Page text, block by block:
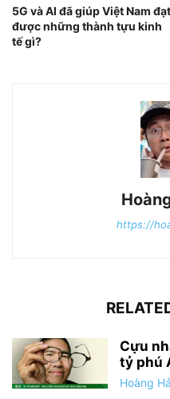
5G và AI đã giúp Việt Nam đạt
được những thành tựu kinh
tế gì?
https://
Cựu
tỷ phú
Hoàng